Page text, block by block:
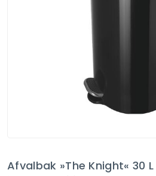
Afvalbak »the Knight« 30 L